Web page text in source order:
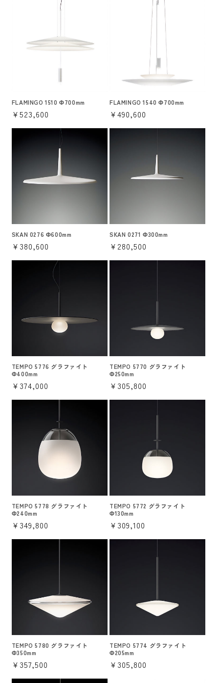
FLAMINGO 1510 Φ700mm
通
常
¥523,600
FLAMINGO 1540 Φ700mm
通
常
¥490,600
SKAN 0276 Φ600mm
通
常
¥380,600
SKAN 0271 Φ300mm
通
常
¥280,500
TEMPO 5776 グラファイト
Φ400mm
通
常
¥374,000
TEMPO 5770 グラファイト
Φ250mm
通
常
¥305,800
TEMPO 5778 グラファイト
Φ240mm
通
常
¥349,800
TEMPO 5772 グラファイト
Φ130mm
通
常
¥309,100
TEMPO 5780 グラファイト
Φ350mm
通
常
¥357,500
TEMPO 5774 グラファイト
Φ205mm
通
¥305,800